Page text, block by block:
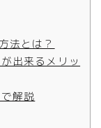
法とは？
出来るメリッ
解説